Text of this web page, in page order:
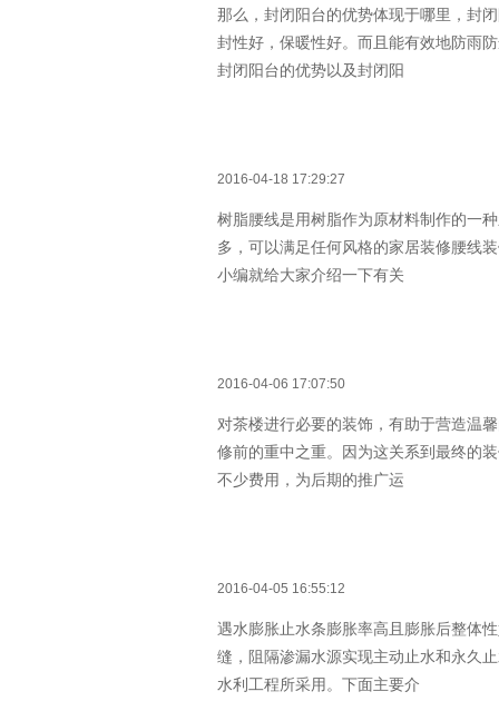
那么，封闭阳台的优势体现于哪里，封
封性好，保暖性好。而且能有效地防雨
封闭阳台的优势以及封闭阳
2016-04-18 17:29:27
树脂腰线是用树脂作为原材料制作的一
多，可以满足任何风格的家居装修腰线
小编就给大家介绍一下有关
2016-04-06 17:07:50
对茶楼进行必要的装饰，有助于营造温
修前的重中之重。因为这关系到最终的
不少费用，为后期的推广运
2016-04-05 16:55:12
遇水膨胀止水条膨胀率高且膨胀后整体
缝，阻隔渗漏水源实现主动止水和永久
水利工程所采用。下面主要介